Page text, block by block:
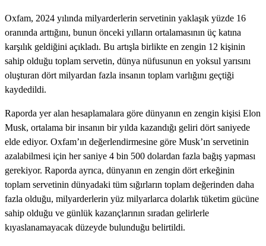
Oxfam, 2024 yılında milyarderlerin servetinin yaklaşık yüzde 16
oranında arttığını, bunun önceki yılların ortalamasının üç katına
karşılık geldiğini açıkladı. Bu artışla birlikte en zengin 12 kişinin
sahip olduğu toplam servetin, dünya nüfusunun en yoksul yarısını
oluşturan dört milyardan fazla insanın toplam varlığını geçtiği
kaydedildi.
Raporda yer alan hesaplamalara göre dünyanın en zengin kişisi Elon
Musk, ortalama bir insanın bir yılda kazandığı geliri dört saniyede
elde ediyor. Oxfam’ın değerlendirmesine göre Musk’ın servetinin
azalabilmesi için her saniye 4 bin 500 dolardan fazla bağış yapması
gerekiyor. Raporda ayrıca, dünyanın en zengin dört erkeğinin
toplam servetinin dünyadaki tüm sığırların toplam değerinden daha
fazla olduğu, milyarderlerin yüz milyarlarca dolarlık tüketim gücüne
sahip olduğu ve günlük kazançlarının sıradan gelirlerle
kıyaslanamayacak düzeyde bulunduğu belirtildi.